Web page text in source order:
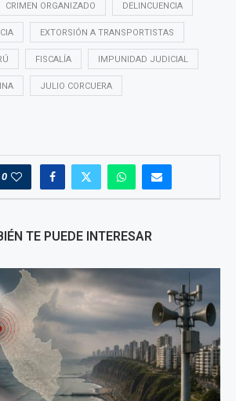
CRIMEN ORGANIZADO DELINCUENCIA
EXTORSIÓN A TRANSPORTISTAS
FISCALÍA IMPUNIDAD JUDICIAL
JULIO CORCUERA
0
TE PUEDE INTERESAR